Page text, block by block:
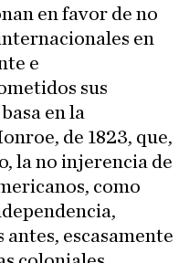
en favor de no
en
e
sus
en la
de 1823, que,
la no injerencia de
como
escasamente